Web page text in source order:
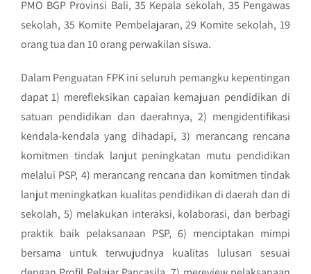
PMO BGP Provinsi Bali, 35 Kepala sekolah, 35 Pengawas
sekolah, 35 Komite Pembelajaran, 29 Komite sekolah, 19
orang tua dan 10 orang perwakilan siswa.
Dalam Penguatan FPK ini seluruh pemangku kepentingan
dapat 1) merefleksikan capaian kemajuan pendidikan di
satuan pendidikan dan daerahnya, 2) mengidentifikasi
kendala-kendala yang dihadapi, 3) merancang rencana
komitmen tindak lanjut peningkatan mutu pendidikan
melalui PSP, 4) merancang rencana dan komitmen tindak
lanjut meningkatkan kualitas pendidikan di daerah dan di
sekolah, 5) melakukan interaksi, kolaborasi, dan berbagi
praktik baik pelaksanaan PSP, 6) menciptakan mimpi
bersama untuk terwujudnya kualitas lulusan sesuai